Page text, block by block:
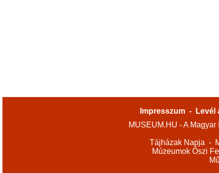
Impresszum -
Levél
MUSEUM.HU - A
Tájházak Napja -
Múzeumok Őszi